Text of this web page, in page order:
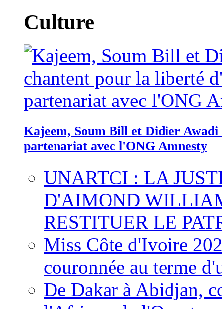
Culture
Kajeem, Soum Bill et Didier
partenariat avec l'ONG Amnesty
UNARTCI : LA
D'AIMOND
RESTITUER LE
Miss Côte d'Ivoire
couronnée au terme
De Dakar à Abidjan,